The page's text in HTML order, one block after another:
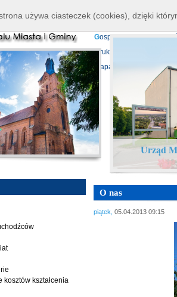
P
rojekty europejskie
Gospodarka
D ruki do pobrania
Mapa serwisu
Urząd
kosztów kształcenia
O nas
piątek, 05.04.2013 09:15
używa ciasteczek (cookies), dzięki